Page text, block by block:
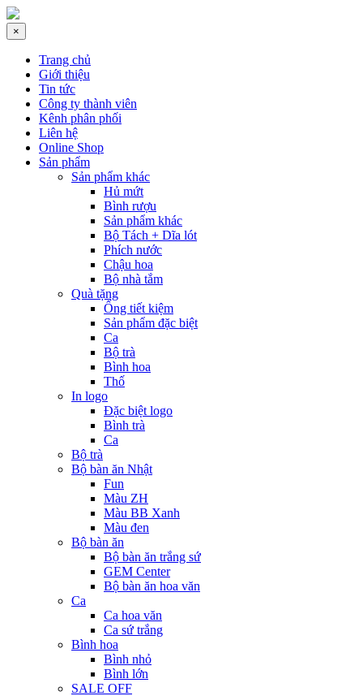
×
Trang chủ
Giới thiệu
Tin tức
Công ty thành viên
Kênh phân phối
Liên hệ
Online Shop
Sản phẩm
Sản phẩm khác
Hủ mứt
Bình rượu
Sản phẩm khác
Bộ Tách + Dĩa lót
Phích nước
Chậu hoa
Bộ nhà tắm
Quà tặng
Ống tiết kiệm
Sản phẩm đặc biệt
Ca
Bộ trà
Bình hoa
Thố
In logo
Đặc biệt logo
Bình trà
Ca
Bộ trà
Bộ bàn ăn Nhật
Fun
Màu ZH
Màu BB Xanh
Màu đen
Bộ bàn ăn
Bộ bàn ăn trắng sứ
GEM Center
Bộ bàn ăn hoa văn
Ca
Ca hoa văn
Ca sứ trắng
Bình hoa
Bình nhỏ
Bình lớn
SALE OFF